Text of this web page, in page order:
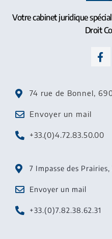
Votre cabinet juridique
Droit
74 rue de Bonnel,
Envoyer un mail
+33.(0)4.72.83.50.00
7 Impasse des
Envoyer un mail
+33.(0)7.82.38.62.31